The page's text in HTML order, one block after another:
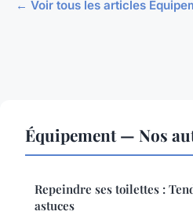
← Voir tous les articles
Équipement — Nos
Repeindre ses toilettes :
astuces